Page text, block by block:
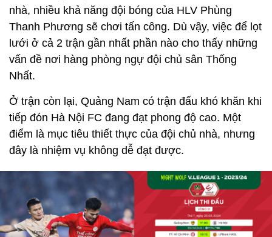
nhà, nhiều khả năng đội bóng của HLV Phùng
Thanh Phương sẽ chơi tấn công. Dù vậy, việc để lọt
lưới ở cả 2 trận gần nhất phần nào cho thấy những
vấn đề nơi hàng phòng ngự đội chủ sân Thống
Nhất.
Ở trận còn lại, Quảng Nam có trận đấu khó khăn khi
tiếp đón Hà Nội FC đang đạt phong độ cao. Một
điểm là mục tiêu thiết thực của đội chủ nhà, nhưng
đây là nhiệm vụ không dễ đạt được.